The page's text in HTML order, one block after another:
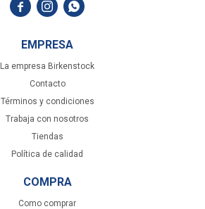
EMPRESA
La empresa Birkenstock
Contacto
Términos y condiciones
Trabaja con nosotros
Tiendas
Política de calidad
COMPRA
Como comprar
  